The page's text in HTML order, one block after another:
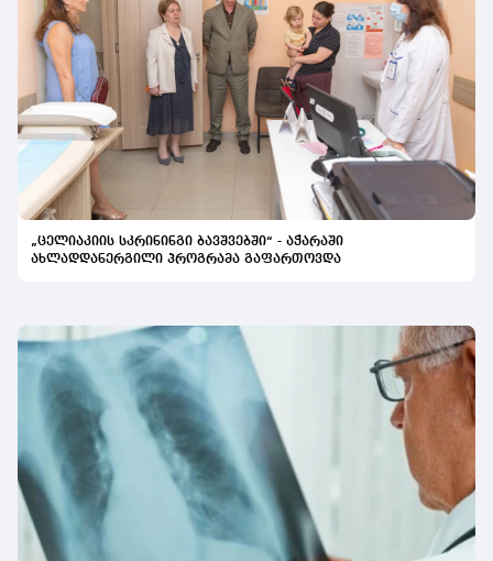
„ცელიაკიის სკრინინგი ბავშვებში“ - აჭარაში
ახლადდანერგილი პროგრამა გაფართოვდა